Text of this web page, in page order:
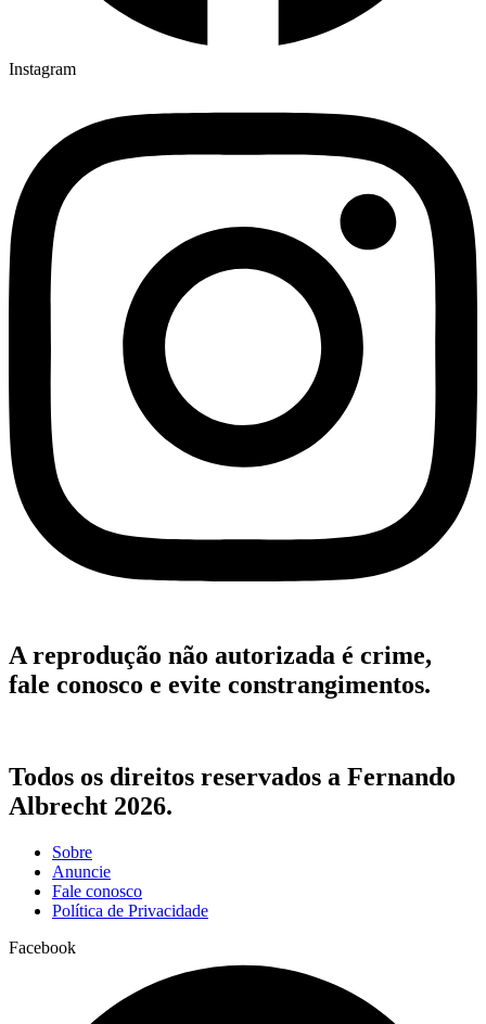
Instagram
A reprodução não autorizada é crime,
fale conosco e evite constrangimentos.
Todos os direitos reservados a Fernando
Albrecht 2026.
Sobre
Anuncie
Fale conosco
Política de Privacidade
Facebook